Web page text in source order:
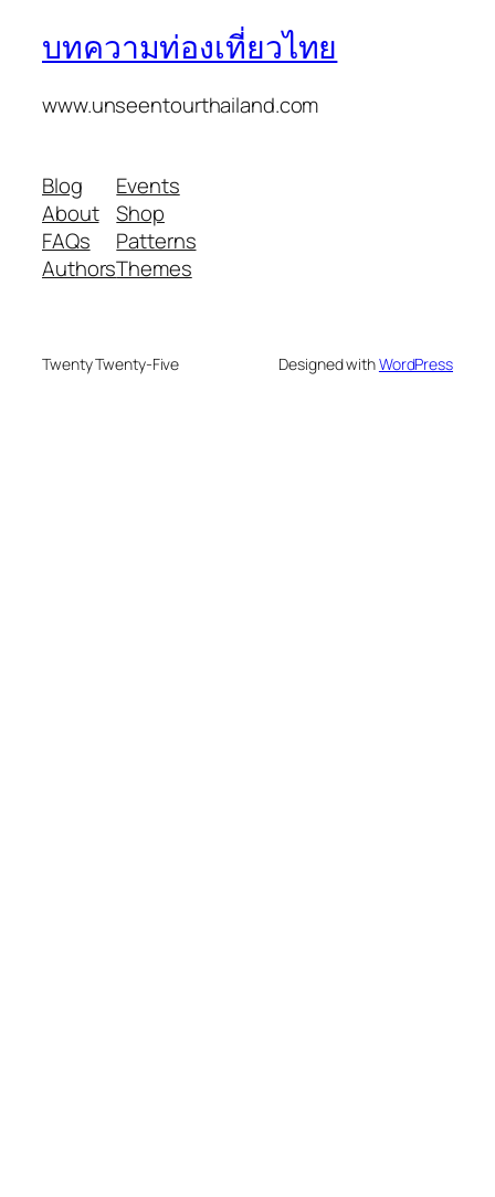
บทความท่องเที่ยวไทย
www.unseentourthailand.com
Blog
About
FAQs
Authors
Events
Shop
Patterns
Themes
Twenty Twenty-Five Designed withWordPress